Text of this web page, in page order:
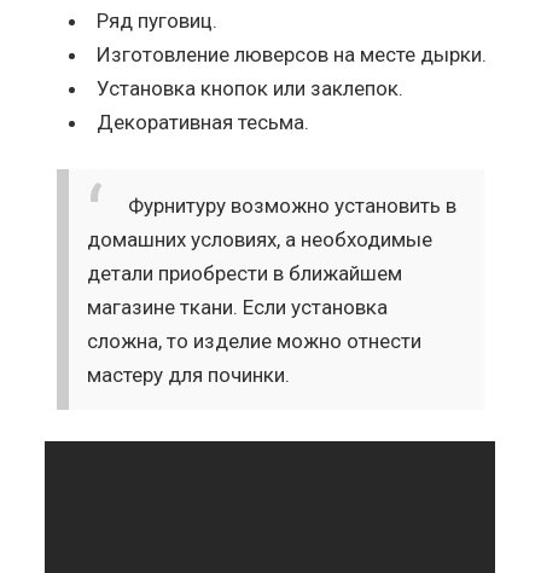
Ряд пуговиц.
Изготовление люверсов на месте дырки.
Установка кнопок или заклепок.
Декоративная тесьма.
Фурнитуру возможно установить в
домашних условиях, а необходимые
детали приобрести в ближайшем
магазине ткани. Если установка
сложна, то изделие можно отнести
мастеру для починки.